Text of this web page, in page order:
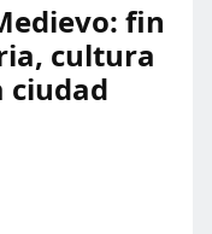
fin
cultura
ciudad